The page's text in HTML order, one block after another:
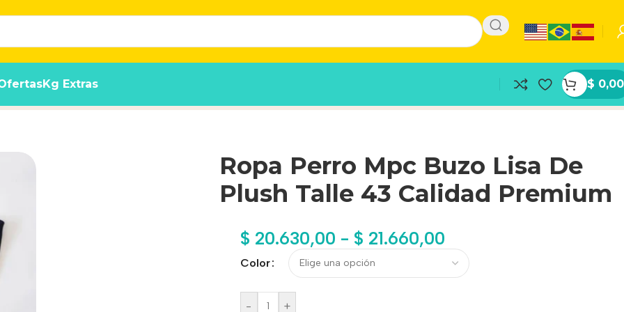
Kg Extras $ 0,00
Calidad Premium
Ropa Perro Mpc Buzo Lisa De
Plush Talle 43 Calidad Premium
$ 20.630,00 - $ 21.660,00
Color
- +